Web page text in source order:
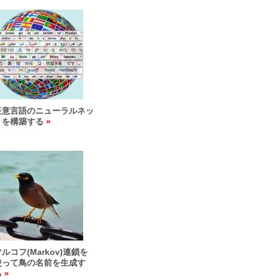
意言語のニューラルネッ
を構築する
ルコフ(Markov)連鎖を
って鳥の名前を生成す